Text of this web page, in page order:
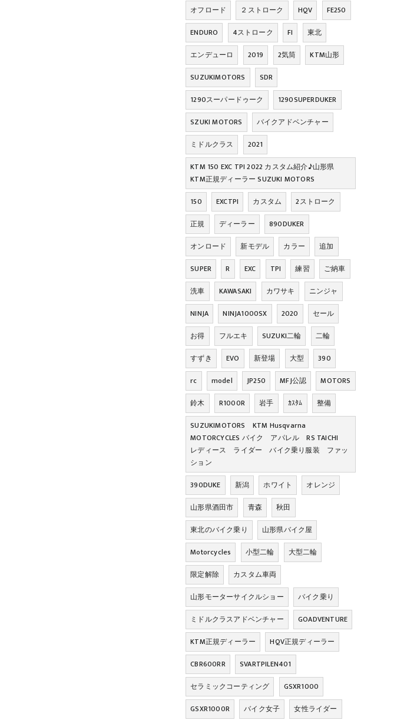
オフロード
２ストローク HQV
FE250
ENDURO
4ストローク FI
東北
エンデューロ
2019 2気筒
KTM山形
SUZUKIMOTORS
SDR
1290スーパードゥーク
1290SUPERDUKER
SZUKI MOTORS
バイクアドベンチャー
ミドルクラス
2021
KTM 150 EXC TPI 2022 カスタム紹介♪山形県
KTM正規ディーラー SUZUKI MOTORS
150
EXCTPI カスタム
2ストローク
正規
ディーラー
890DUKER
オンロード
新モデル カラー
追加
SUPER
R EXC TPI 練習
ご納車
洗車
KAWASAKI カワサキ
ニンジャ
NINJA
NINJA1000SX 2020
セール
お得
フルエキ SUZUKI二輪
二輪
すずき
EVO 新登場 大型
390
rc
model JP250 MFJ公認
MOTORS
鈴木
R1000R 岩手 ｶｽﾀﾑ
整備
SUZUKIMOTORS KTM Husqvarna
MOTORCYCLES バイク アパレル RS TAICHI
レディース ライダー バイク乗り服装 ファッ
ション
390DUKE
新潟 ホワイト
オレンジ
山形県酒田市
青森
秋田
東北のバイク乗り
山形県バイク屋
Motorcycles
小型二輪
大型二輪
限定解除
カスタム車両
山形モーターサイクルショー
バイク乗り
ミドルクラスアドベンチャー
GOADVENTURE
KTM正規ディーラー
HQV正規ディーラー
CBR600RR
SVARTPILEN401
セラミックコーティング
GSXR1000
GSXR1000R
バイク女子 女性ライダー